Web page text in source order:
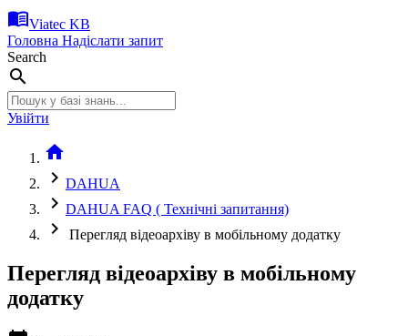
menu_bookViatec KB
Головна Надіслати запит
Search
search
Увійти
home
chevron_right DAHUA
chevron_right DAHUA FAQ ( Технічні запитання)
chevron_right Перегляд відеоархіву в мобільному додатку
Перегляд відеоархіву в мобільному
додатку